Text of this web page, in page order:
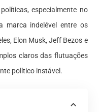
especialmente no
marca indelével entre os
Elon Musk, Jeff Bezos e
claros das flutuações
político instável.